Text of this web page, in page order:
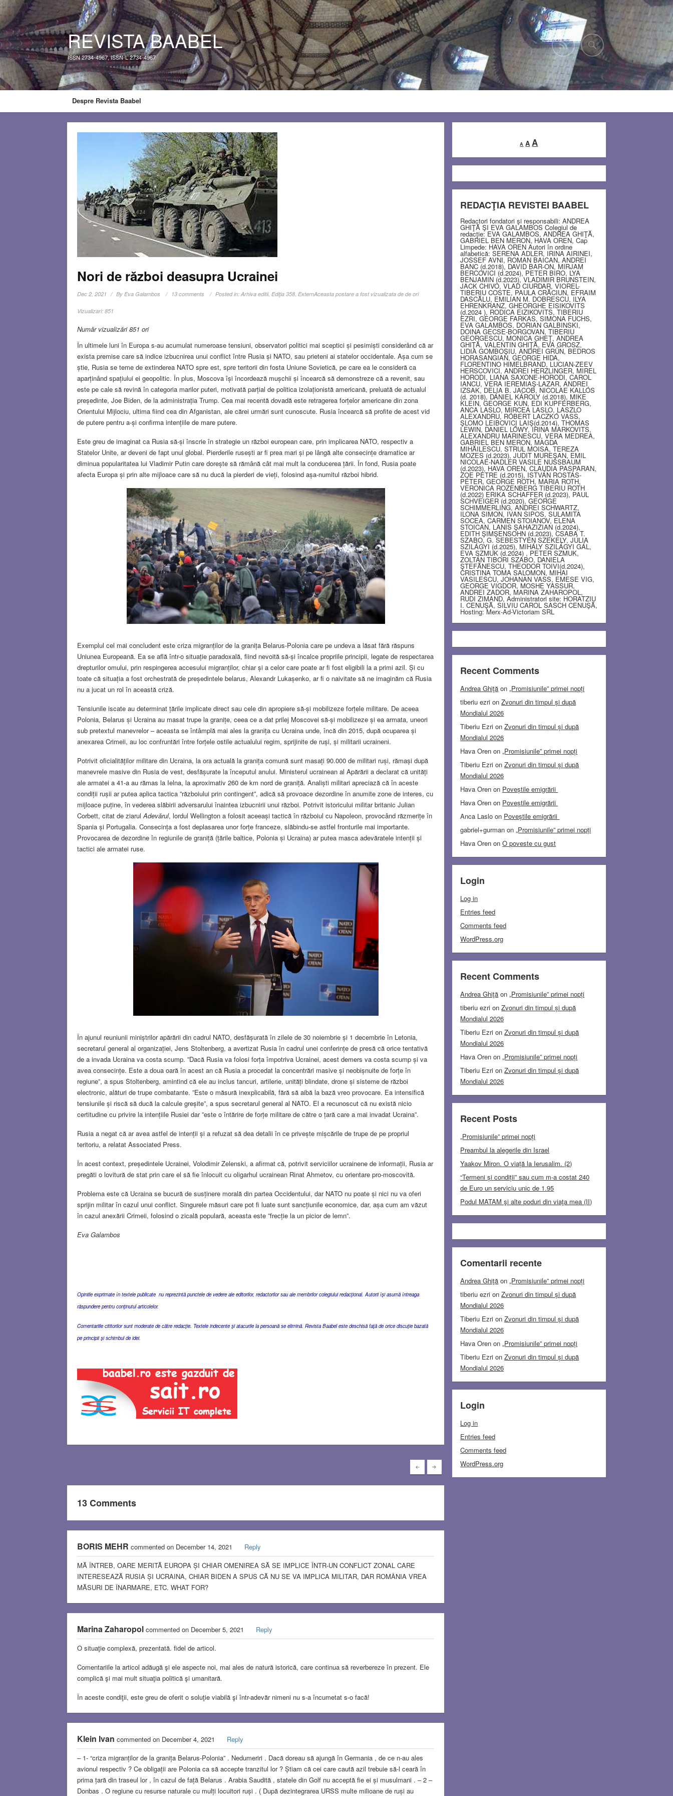
REVISTA BAABEL
ISSN 2734-4967, ISSN-L 2734-4967
Despre Revista Baabel
Nori de război deasupra Ucrainei
Dec 2, 2021 ByEva Galambos 13 comments Posted in:Arhiva editii,Ediţia 358,ExternAceasta postare a fost vizualizata de de ori
Vizualizari: 851
Număr vizualizări 851 ori
În ultimele luni în Europa s-au acumulat numeroase tensiuni, observatori politici mai sceptici și pesimiști considerând că ar
exista premise care să indice izbucnirea unui conflict între Rusia și NATO, sau prieteni ai statelor occidentale. Așa cum se
știe, Rusia se teme de extinderea NATO spre est, spre teritorii din fosta Uniune Sovietică, pe care ea le consideră ca
aparținând spațiului ei geopolitic. În plus, Moscova își încordează mușchii și încearcă să demonstreze că a revenit, sau
este pe cale să revină în categoria marilor puteri, motivată parțial de politica izolaționistă americană, preluată de actualul
președinte, Joe Biden, de la administrația Trump. Cea mai recentă dovadă este retragerea forțelor americane din zona
Orientului Mijlociu, ultima fiind cea din Afganistan, ale cărei urmări sunt cunoscute. Rusia încearcă să profite de acest vid
de putere pentru a-și confirma intențiile de mare putere.
Este greu de imaginat ca Rusia să-și înscrie în strategie un război european care, prin implicarea NATO, respectiv a
Statelor Unite, ar deveni de fapt unul global. Pierderile rusești ar fi prea mari și pe lângă alte consecințe dramatice ar
diminua popularitatea lui Vladimir Putin care dorește să rămână cât mai mult la conducerea țării. În fond, Rusia poate
afecta Europa și prin alte mijloace care să nu ducă la pierderi de vieți, folosind așa-numitul război hibrid.
Exemplul cel mai concludent este criza migranților de la granița Belarus-Polonia care pe undeva a lăsat fără răspuns
Uniunea Europeană. Ea se află într-o situație paradoxală, fiind nevoită să-și încalce propriile principii, legate de respectarea
drepturilor omului, prin respingerea accesului migranților, chiar și a celor care poate ar fi fost eligibili la a primi azil. Și cu
toate că situația a fost orchestrată de președintele belarus, Alexandr Lukașenko, ar fi o naivitate să ne imaginăm că Rusia
nu a jucat un rol în această criză.
Tensiunile iscate au determinat țările implicate direct sau cele din apropiere să-și mobilizeze forțele militare. De aceea
Polonia, Belarus și Ucraina au masat trupe la granițe, ceea ce a dat prilej Moscovei să-și mobilizeze și ea armata, uneori
sub pretextul manevrelor – aceasta se întâmplă mai ales la granița cu Ucraina unde, încă din 2015, după ocuparea și
anexarea Crimeii, au loc confruntări între forțele ostile actualului regim, sprijinite de ruși, și militarii ucraineni.
Potrivit oficialităților militare din Ucraina, la ora actuală la granița comună sunt masați 90.000 de militari ruși, rămași după
manevrele masive din Rusia de vest, desfășurate la începutul anului. Ministerul ucrainean al Apărării a declarat că unități
ale armatei a 41-a au rămas la Ielna, la aproximativ 260 de km nord de graniță. Analiști militari apreciază că în aceste
condiții rușii ar putea aplica tactica ”războiului prin contingent”, adică să provoace dezordine în anumite zone de interes, cu
mijloace puține, în vederea slăbirii adversarului înaintea izbucnirii unui război. Potrivit istoricului militar britanic Julian
Corbett, citat de ziarulAdevărul, lordul Wellington a folosit aceeași tactică în războiul cu Napoleon, provocând răzmerițe în
Spania și Portugalia. Consecința a fost deplasarea unor forțe franceze, slăbindu-se astfel fronturile mai importante.
Provocarea de dezordine în regiunile de graniță (țările baltice, Polonia și Ucraina) ar putea masca adevăratele intenții și
tactici ale armatei ruse.
În ajunul reuniunii miniștrilor apărării din cadrul NATO, desfășurată în zilele de 30 noiembrie și 1 decembrie în Letonia,
secretarul general al organizației, Jens Stoltenberg, a avertizat Rusia în cadrul unei conferințe de presă că orice tentativă
de a invada Ucraina va costa scump. ”Dacă Rusia va folosi forța împotriva Ucrainei, acest demers va costa scump și va
avea consecințe. Este a doua oară în acest an că Rusia a procedat la concentrări masive și neobișnuite de forțe în
regiune”, a spus Stoltenberg, amintind că ele au inclus tancuri, artilerie, unități blindate, drone și sisteme de război
electronic, alături de trupe combatante. ”Este o măsură inexplicabilă, fără să aibă la bază vreo provocare. Ea intensifică
tensiunile și riscă să ducă la calcule greșite”, a spus secretarul general al NATO. El a recunoscut că nu există nicio
certitudine cu privire la intențiile Rusiei dar ”este o întărire de forțe militare de către o țară care a mai invadat Ucraina”.
Rusia a negat că ar avea astfel de intenții și a refuzat să dea detalii în ce privește mișcările de trupe de pe propriul
teritoriu, a relatat Associated Press.
În acest context, președintele Ucrainei, Volodimir Zelenski, a afirmat că, potrivit serviciilor ucrainene de informații, Rusia ar
pregăti o lovitură de stat prin care el să fie înlocuit cu oligarhul ucrainean Rinat Ahmetov, cu orientare pro-moscovită.
Problema este că Ucraina se bucură de susținere morală din partea Occidentului, dar NATO nu poate și nici nu va oferi
sprijin militar în cazul unui conflict. Singurele măsuri care pot fi luate sunt sancțiunile economice, dar, așa cum am văzut
în cazul anexării Crimeii, folosind o zicală populară, aceasta este ”frecție la un picior de lemn”.
Eva Galambos
Opiniile exprimate în textele publicate nu reprezintă punctele de vedere ale editorilor, redactorilor sau ale membrilor colegiului redacţional. Autorii îşi asumă întreaga
răspundere pentru conţinutul articolelor.
Comentariile cititorilor sunt moderate de către redacţie. Textele indecente şi atacurile la persoană se elimină. Revista Baabel este deschisă faţă de orice discuţie bazată
pe principii şi schimbul de idei.
13 Comments
BORIS MEHR commented on December 14, 2021
Reply
MĂ ÎNTREB, OARE MERITĂ EUROPA ȘI CHIAR OMENIREA SĂ SE IMPLICE ÎNTR-UN CONFLICT ZONAL CARE
INTERESEAZĂ RUSIA ȘI UCRAINA, CHIAR BIDEN A SPUS CĂ NU SE VA IMPLICA MILITAR, DAR ROMÂNIA VREA
MĂSURI DE ÎNARMARE, ETC. WHAT FOR?
Marina Zaharopol commented on December 5, 2021
Reply
O situaţie complexă, prezentată. fidel de articol.
Comentariile la articol adăugă şi ele aspecte noi, mai ales de natură istorică, care continua să reverbereze în prezent. Ele
complică şi mai mult situaţia politică şi umanitară.
În aceste condiţii, este greu de oferit o soluţie viabilă şi într-adevăr nimeni nu s-a încumetat s-o facă!
Klein Ivan commented on December 4, 2021
Reply
– 1- “criza migranților de la granița Belarus-Polonia” . Nedumeriri . Dacă doreau să ajungă în Germania , de ce n-au ales
avionul respectiv ? Ce obligații are Polonia ca să accepte tranzitul lor ? Știam că cei care caută azil trebuie să-l ceară în
prima țară din traseul lor , în cazul de față Belarus . Arabia Saudită , statele din Golf nu acceptă fie ei și musulmani . – 2 –
Donbas . O regiune cu resurse naturale cu mulți locuitori ruși . ( După dezintegrarea URSS multe milioane de ruși au
A
Decrease
font
A Reset
AIncrease
font
REDACŢIA REVISTEI BAABEL
Redactori fondatori şi responsabili: ANDREA
GHIŢĂ ŞI EVA GALAMBOS Colegiul de
redacţie: EVA GALAMBOS, ANDREA GHIŢĂ,
GABRIEL BEN MERON, HAVA OREN, Cap
Limpede: HAVA OREN Autori în ordine
alfabetică: SERENA ADLER, IRINA AIRINEI,
JOSSEF AVNI, ROMAN BAICAN, ANDREI
BANC (d.2018), DAVID BAR-ON, MIRJAM
BERCOVICI (d.2024), PETER BIRO, LYA
BENJAMIN (d.2023), VLADIMIR BRUNSTEIN,
JACK CHIVO, VLAD CIURDAR, VIOREL-
TIBERIU COSTE, PAULA CRĂCIUN, EFRAIM
DASCĂLU, EMILIAN M. DOBRESCU, ILYA
EHRENKRANZ, GHEORGHE EISIKOVITS
(d.2024 ), RODICA EIZIKOVITS, TIBERIU
EZRI, GEORGE FARKAS, SIMONA FUCHS,
EVA GALAMBOS, DORIAN GALBINSKI,
DOINA GECSE-BORGOVAN, TIBERIU
GEORGESCU, MONICA GHEŢ, ANDREA
GHIŢĂ, VALENTIN GHIŢĂ, EVA GROSZ,
LIDIA GOMBOŞIU, ANDREI GRÜN, BEDROS
HORASANGIAN, GEORGE HIDA,
FLORENTINO HIMELBRAND, LUCIAN-ZEEV
HERSCOVICI, ANDREI HERZLINGER, MIREL
HORODI, LIANA SAXONE-HORODI, CAROL
IANCU, VERA IEREMIAŞ-LAZAR, ANDREI
IZSAK, DELIA B. JACOB, NICOLAE KALLÓS
(d. 2018), DÁNIEL KÁROLY (d.2018), MIKE
KLEIN, GEORGE KUN, EDI KUPFERBERG,
ANCA LASLO, MIRCEA LASLO, LASZLO
ALEXANDRU, RÓBERT LACZKÓ VASS,
ŞLOMO LEIBOVICI LAIŞ(d.2014), THOMAS
LEWIN, DANIEL LŐWY, IRINA MARKOVITS,
ALEXANDRU MARINESCU, VERA MEDREA,
GABRIEL BEN MERON, MAGDA
MIHĂILESCU, STRUL MOISA, TEREZA
MOZES (d.2023), JUDIT MUREŞAN, EMIL
NICOLAE-NADLER VASILE NUSSBAUM
(d.2023), HAVA OREN, CLAUDIA PASPARAN,
ZOE PETRE (d.2015), ISTVÁN ROSTÁS-
PÉTER, GEORGE ROTH, MARIA ROTH,
VERONICA ROZENBERG TIBERIU ROTH
(d.2022) ERIKA SCHAFFER (d.2023), PAUL
SCHVEIGER (d.2020), GEORGE
SCHIMMERLING, ANDREI SCHWARTZ,
ILONA SIMON, IVAN SIPOS, SULAMITA
SOCEA, CARMEN STOIANOV, ELENA
STOICAN, LANIS ŞAHAZIZIAN (d.2024),
EDITH ŞIMŞENSOHN (d.2023), CSABA T.
SZABO, G. SEBESTYEN SZEKELY, JÚLIA
SZILÁGYI (d.2025), MIHÁLY SZILÁGYI GÁL,
EVA SZMUK (d.2024) , PETER SZMUK,
ZOLTÁN TIBORI SZABO, DANIELA
ŞTEFĂNESCU, THEODOR TOIVI(d.2024),
CRISTINA TOMA SALOMON, MIHAI
VASILESCU, JOHANAN VASS, EMESE VIG,
GEORGE VIGDOR, MOSHE YASSUR,
ANDREI ZADOR, MARINA ZAHAROPOL,
RUDI ZIMAND, Administratori site: HORATZIU
I. CENUŞĂ, SILVIU CAROL SASCH CENUŞĂ,
Hosting: Merx-Ad-Victoriam SRL
Recent Comments
Andrea Ghiţă on„Promisiunile” primei nopți
tiberiu ezri onZvonuri din timpul și după
Mondialul 2026
Tiberiu Ezri onZvonuri din timpul și după
Mondialul 2026
Hava Oren on„Promisiunile” primei nopți
Tiberiu Ezri onZvonuri din timpul și după
Mondialul 2026
Hava Oren on Poveștile emigrării
Hava Oren on Poveștile emigrării
Anca Laslo on Poveștile emigrării
gabriel+gurman on„Promisiunile” primei nopți
Hava Oren onO poveste cu gust
Login
Log in
Entries feed
Comments feed
WordPress.org
Recent Comments
Andrea Ghiţă on„Promisiunile” primei nopți
tiberiu ezri onZvonuri din timpul și după
Mondialul 2026
Tiberiu Ezri onZvonuri din timpul și după
Mondialul 2026
Hava Oren on„Promisiunile” primei nopți
Tiberiu Ezri onZvonuri din timpul și după
Mondialul 2026
Recent Posts
„Promisiunile” primei nopți
Preambul la alegerile din Israel
Yaakov Miron. O viață la Ierusalim. (2)
“Termeni și condiții” sau cum m-a costat 240
de Euro un serviciu unic de 1.95
Podul MATAM şi alte poduri din viaţa mea (II)
Comentarii recente
Andrea Ghiţă on„Promisiunile” primei nopți
tiberiu ezri onZvonuri din timpul și după
Mondialul 2026
Tiberiu Ezri onZvonuri din timpul și după
Mondialul 2026
Hava Oren on„Promisiunile” primei nopți
Tiberiu Ezri onZvonuri din timpul și după
Mondialul 2026
Login
Log in
Entries feed
Comments feed
WordPress.org